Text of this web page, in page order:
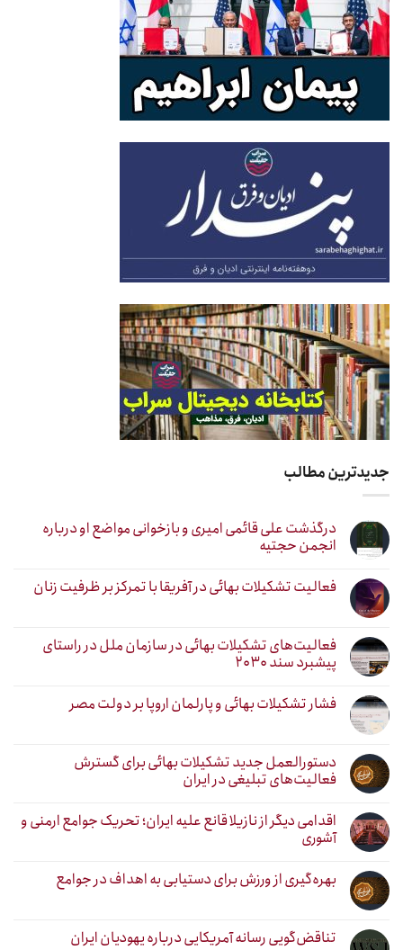
جدیدترین مطالب
درگذشت علی قائمی امیری و بازخوانی مواضع او درباره
انجمن حجتیه
فعالیت تشکیلات بهائی در آفریقا با تمرکز بر ظرفیت زنان
فعالیت‌های تشکیلات بهائی در سازمان ملل در راستای
پیشبرد سند ۲۰۳۰
فشار تشکیلات بهائی و پارلمان اروپا بر دولت مصر
دستورالعمل جدید تشکیلات بهائی برای گسترش
فعالیت‌های تبلیغی در ایران
اقدامی دیگر از نازیلا قانع علیه ایران؛ تحریک جوامع ارمنی و
آشوری
بهره‌گیری از ورزش برای دستیابی به اهداف در جوامع
تناقض‌گویی رسانه آمریکایی درباره یهودیان ایران